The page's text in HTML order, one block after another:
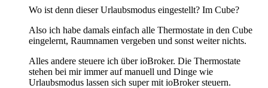
Wo ist denn dieser Urlaubsmodus eingestellt? Im Cube?
Also ich habe damals einfach alle Thermostate in den Cube
eingelernt, Raumnamen vergeben und sonst weiter nichts.
Alles andere steuere ich über ioBroker. Die Thermostate
stehen bei mir immer auf manuell und Dinge wie
Urlaubsmodus lassen sich super mit ioBroker steuern.